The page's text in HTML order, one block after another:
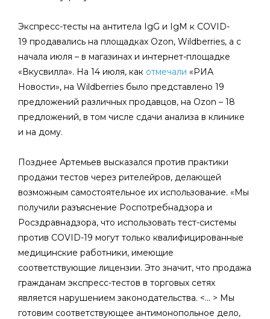
Экспресс-тесты на антитела IgG и IgM к COVID-
19 продавались на площадках Ozon, Wildberries, а с
начала июля – в магазинах и интернет-площадке
«Вкусвилла». На 14 июля, как отмечали «РИА
Новости», на Wildberries было представлено 19
предложений различных продавцов, на Ozon – 18
предложений, в том числе сдачи анализа в клинике
и на дому.
Позднее Артемьев высказался против практики
продажи тестов через рителейров, делающей
возможным самостоятельное их использование. «Мы
получили разъяснение Роспотребнадзора и
Росздравнадзора, что использовать тест-системы
против COVID-19 могут только квалифицированные
медицинские работники, имеющие
соответствующие лицензии. Это значит, что продажа
гражданам экспресс-тестов в торговых сетях
является нарушением законодательства. <… > Мы
готовим соответствующее антимонопольное дело,